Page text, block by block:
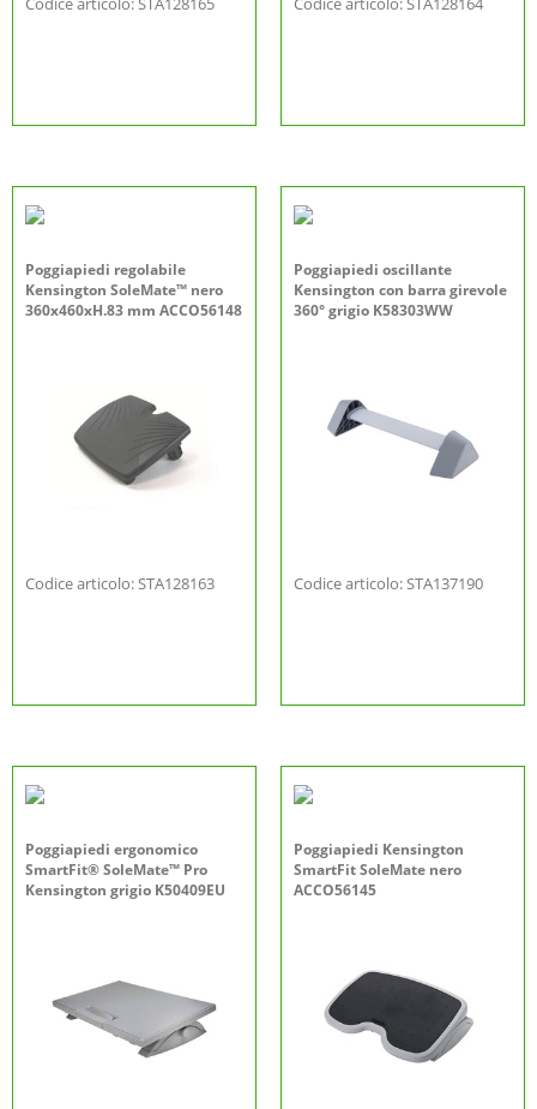
Poggiapiedi regolabile
Kensington SoleMate™ nero
360x460xH.83 mm ACCO56148
Codice articolo: STA128163
Poggiapiedi oscillante
Kensington con barra girevole
360° grigio K58303WW
Codice articolo: STA137190
Poggiapiedi ergonomico
SmartFit® SoleMate™ Pro
Kensington grigio K50409EU
Poggiapiedi Kensington
SmartFit SoleMate nero
ACCO56145